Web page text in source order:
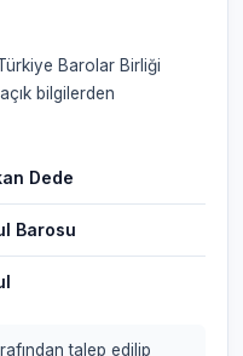
Barolar Birliği
bilgilerden
Dede
Barosu
talep edilip